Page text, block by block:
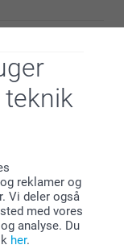
reklamer og
Vi deler også
med vores
analyse. Du
her.
og dine 5
din
af den i lang tid
billeder